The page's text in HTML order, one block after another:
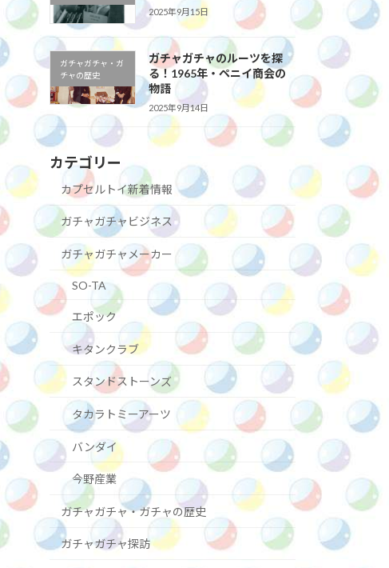
2025年9月15日
ガチャガチャ・ガ
チャの歴史
ガチャガチャのルーツを探
る！1965年・ペニイ商会の
物語
2025年9月14日
カテゴリー
カプセルトイ新着情報
ガチャガチャビジネス
ガチャガチャメーカー
SO-TA
エポック
キタンクラブ
スタンドストーンズ
タカラトミーアーツ
バンダイ
今野産業
ガチャガチャ・ガチャの歴史
ガチャガチャ探訪